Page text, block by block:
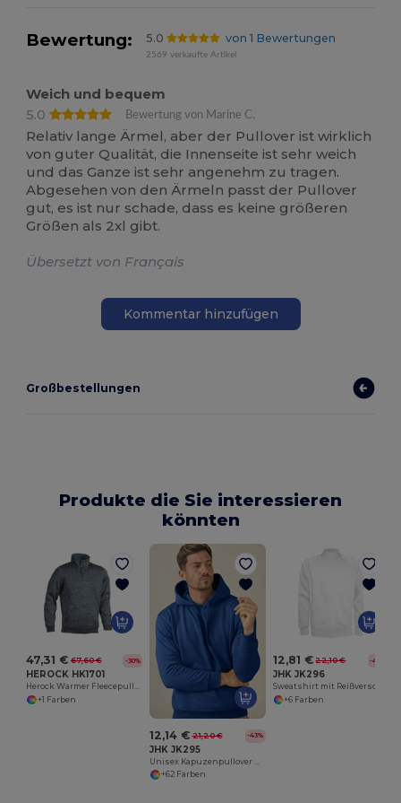
Bewertung: 5.0 von 1 Bewertungen
2569 verkaufte Artikel
Weich und bequem
5.0
Bewertung von Marine C.
Relativ lange Ärmel, aber der Pullover ist wirklich
von guter Qualität, die Innenseite ist sehr weich
und das Ganze ist sehr angenehm zu tragen.
Abgesehen von den Ärmeln passt der Pullover
gut, es ist nur schade, dass es keine größeren
Größen als 2xl gibt.
Übersetzt von Français
Kommentar hinzufügen
Großbestellungen
Produkte die Sie interessieren
könnten
47,31 € 67,60 € -30%
HEROCK HK1701
Herock Warmer Fleecepullover mit Stil
+1 Farben
12,14 € 21,20 € -43%
JHK JK295
+62 Farben
12,81 € 22,10 € -42%
JHK JK296
+6 Farben